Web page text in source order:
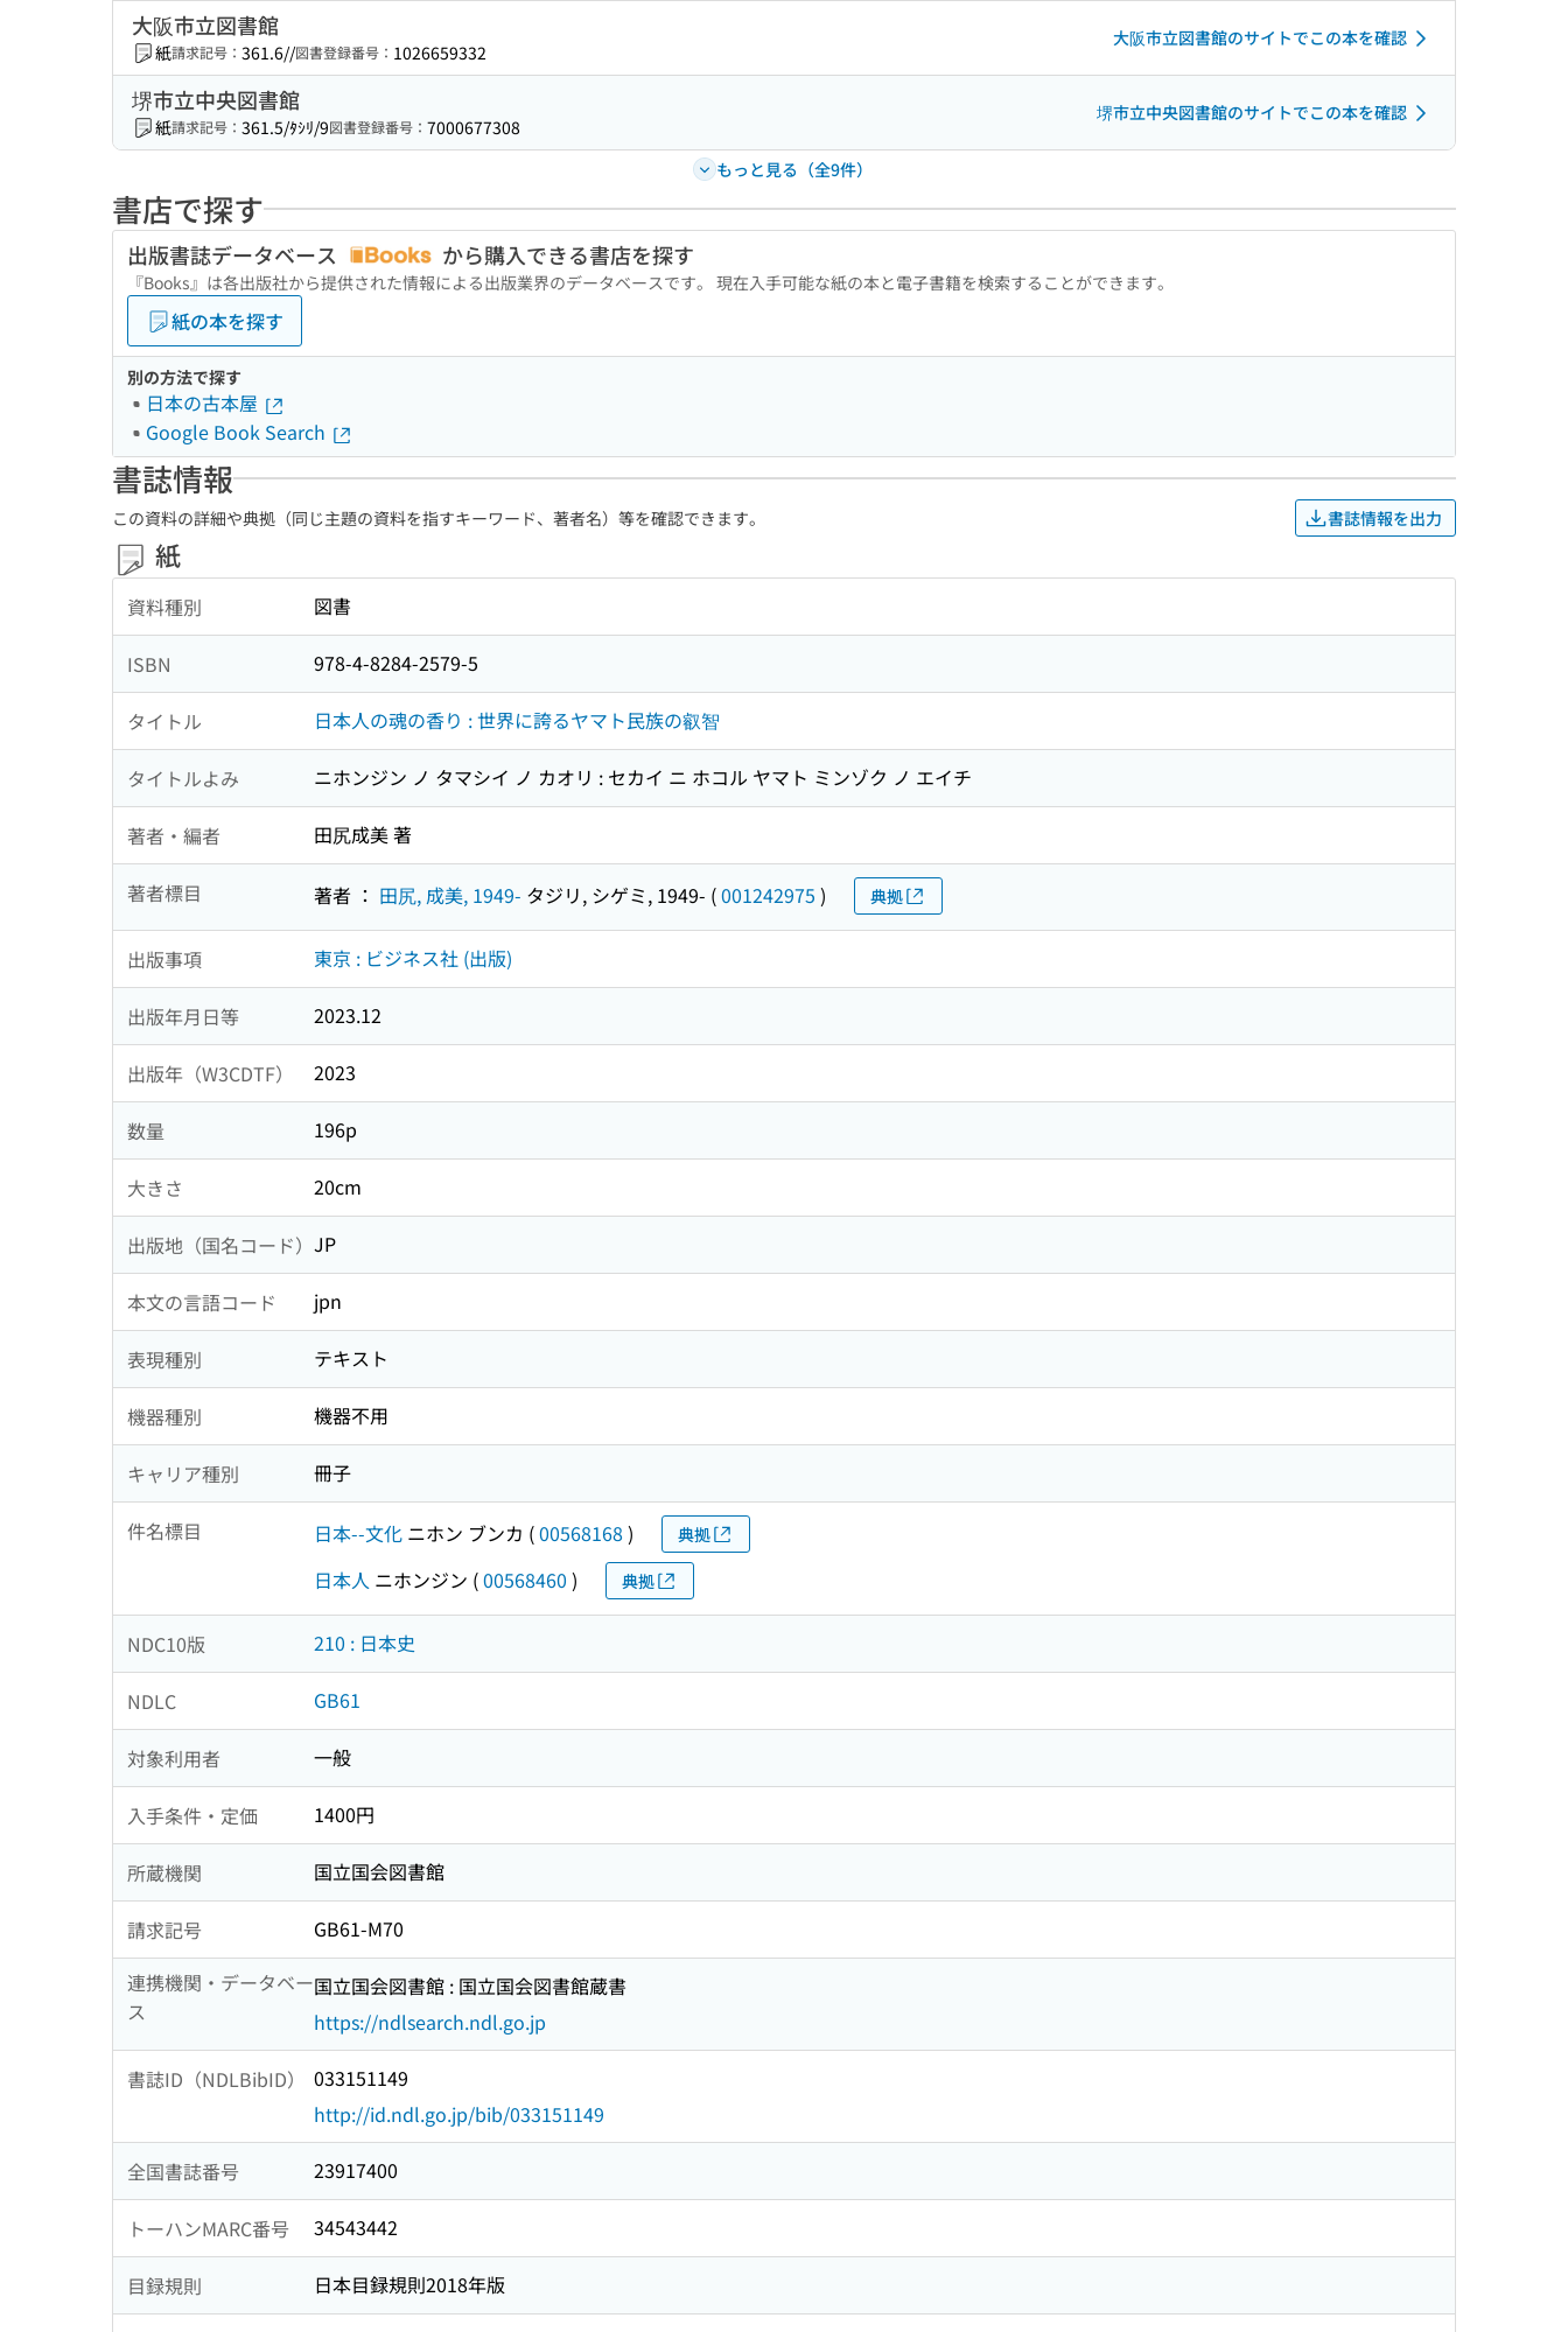
大阪市立図書館
紙請求記号： 361.6//図書登録番号： 1026659332
大阪市立図書館のサイトでこの本を確認
堺市立中央図書館
紙請求記号： 361.5/ﾀｼﾘ/9図書登録番号： 7000677308
堺市立中央図書館のサイトでこの本を確認
もっと見る（全9件）
書店で探す
出版書誌データベース から購入できる書店を探す
『Books』は各出版社から提供された情報による出版業界のデータベースです。 現在入手可能な紙の本と電子書籍を検索することができます。
紙の本を探す
別の方法で探す
日本の古本屋
Google Book Search
書誌情報
この資料の詳細や典拠（同じ主題の資料を指すキーワード、著者名）等を確認できます。 書誌情報を出力
紙
資料種別 図書
ISBN 978-4-8284-2579-5
タイトル 日本人の魂の香り : 世界に誇るヤマト民族の叡智
タイトルよみ ニホンジン ノ タマシイ ノ カオリ : セカイ ニ ホコル ヤマト ミンゾク ノ エイチ
著者・編者 田尻成美 著
著者標目 著者 ： 田尻, 成美, 1949- タジリ, シゲミ, 1949- (001242975 ) 典拠
出版事項 東京 : ビジネス社 (出版)
出版年月日等 2023.12
出版年（W3CDTF） 2023
数量 196p
大きさ 20cm
出版地（国名コード） JP
本文の言語コード jpn
表現種別 テキスト
機器種別 機器不用
キャリア種別 冊子
件名標目 日本--文化 ニホン ブンカ (00568168 ) 典拠
日本人 ニホンジン (00568460 ) 典拠
NDC10版 210 : 日本史
NDLC GB61
対象利用者 一般
入手条件・定価 1400円
所蔵機関 国立国会図書館
請求記号
GB61-M70
連携機関・データベー
ス
国立国会図書館 : 国立国会図書館蔵書
https://ndlsearch.ndl.go.jp
書誌ID（NDLBibID）
033151149
http://id.ndl.go.jp/bib/033151149
全国書誌番号 23917400
トーハンMARC番号 34543442
目録規則 日本目録規則2018年版